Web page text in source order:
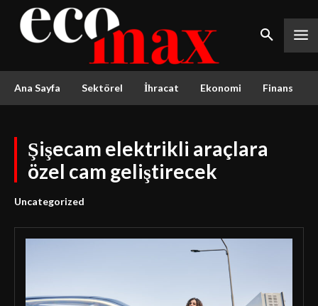
Ana Sayfa Sektörel İhracat Ekonomi Finans
Şişecam elektrikli araçlara
özel cam geliştirecek
Uncategorized